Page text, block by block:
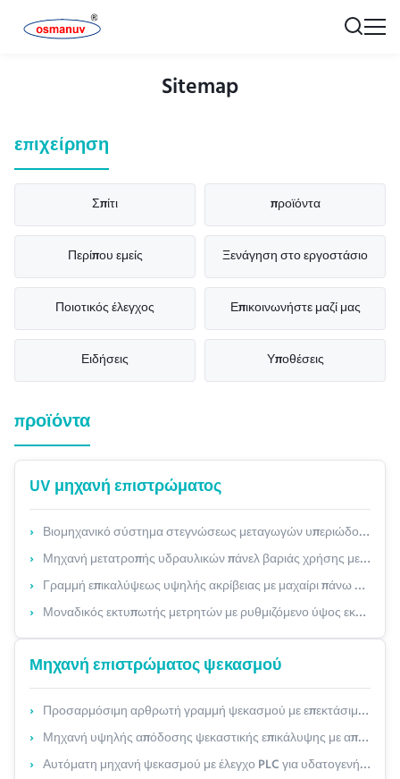
Sitemap
επιχείρηση
Σπίτι προϊόντα
Περίπου εμείς Ξενάγηση στο εργοστάσιο
Ποιοτικός έλεγχος Επικοινωνήστε μαζί μας
Ειδήσεις Υποθέσεις
προϊόντα
UV μηχανή επιστρώματος
Βιομηχανικό σύστημα στεγνώσεως μεταγωγών υπεριώδους ακτινοβολίας για υψηλού όγκου παραγωγή με προσαρμόσιμο πλάτος ζώνης και διαμόρφωση λαμπτήρα υδραργύρου/LED
Μηχανή μετατροπής υδραυλικών πάνελ βαριάς χρήσης με αυτόματο έλεγχο PLC και προσαρμόσιμη χωρητικότητα φορτίου έως 50 τόνους
Γραμμή επικαλύψεως υψηλής ακρίβειας με μαχαίρι πάνω από το ρολό για πλάκες XPS με προσαρμόσιμο πλάτος (600-2400 mm) και πάχος επικαλύψεως (±0,05 mm)
Μοναδικός εκτυπωτής μετρητών με ρυθμιζόμενο ύψος εκτύπωσης (0-30cm) Πολυκεφαλική διαμόρφωση για υψηλής ταχύτητας εκτύπωση από ρολό σε ρολό
Μηχανή επιστρώματος ψεκασμού
Προσαρμόσιμη αρθρωτή γραμμή ψεκασμού με επεκτάσιμα 1-8 πιστόλια και απρόσκοπτη ενσωμάτωση γραμμής
Μηχανή υψηλής απόδοσης ψεκαστικής επικάλυψης με αποδοτικότητα μεταφοράς ≥85%, εξοικονόμηση υλικού έως 40% και προσαρμόσιμες παραμέτρους ψεκασμού
Αυτόματη μηχανή ψεκασμού με έλεγχο PLC για υδατογενή άμμο και πραγματική πέτρινη μπογιά - Προσαρμόσιμο πλάτος έως 1300 mm